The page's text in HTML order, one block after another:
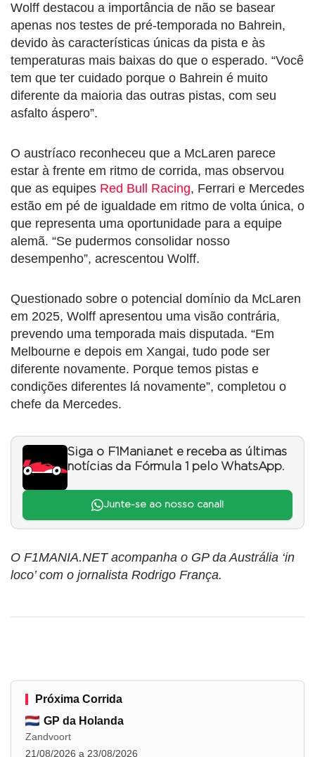
Wolff destacou a importância de não se basear
apenas nos testes de pré-temporada no Bahrein,
devido às características únicas da pista e às
temperaturas mais baixas do que o esperado. “Você
tem que ter cuidado porque o Bahrein é muito
diferente da maioria das outras pistas, com seu
asfalto áspero”.
O austríaco reconheceu que a McLaren parece
estar à frente em ritmo de corrida, mas observou
que as equipes Red Bull Racing, Ferrari e Mercedes
estão em pé de igualdade em ritmo de volta única, o
que representa uma oportunidade para a equipe
alemã. “Se pudermos consolidar nosso
desempenho”, acrescentou Wolff.
Questionado sobre o potencial domínio da McLaren
em 2025, Wolff apresentou uma visão contrária,
prevendo uma temporada mais disputada. “Em
Melbourne e depois em Xangai, tudo pode ser
diferente novamente. Porque temos pistas e
condições diferentes lá novamente”, completou o
chefe da Mercedes.
Siga o F1Mania.net e receba as últimas
notícias da Fórmula 1 pelo WhatsApp.
Junte-se ao nosso canal!
O F1MANIA.NET acompanha o GP da Austrália ‘in
loco’ com o jornalista Rodrigo França.
Próxima Corrida
GP da Holanda
Zandvoort
21/08/2026 a 23/08/2026